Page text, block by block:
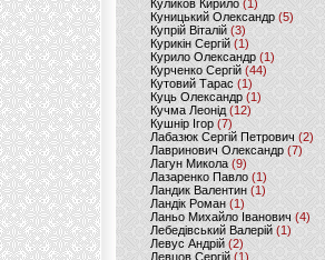
Куликов Кирило (1)
Куницький Олександр (5)
Купрій Віталій (3)
Курикін Сергій(1)
Курило Олександр (1)
Курченко Сергій (44)
Кутовий Тарас (1)
Куць Олександр (1)
Кучма Леонід (12)
Кушнір Ігор(7)
Лабазюк Сергій Петрович (2)
Лавринович Олександр(7)
Лагун Микола(9)
Лазаренко Павло (1)
Ландик Валентин (1)
Ландік Роман (1)
Ланьо Михайло Іванович(4)
Лебедівський Валерій(1)
Левус Андрій(2)
Левцов Сергій (1)